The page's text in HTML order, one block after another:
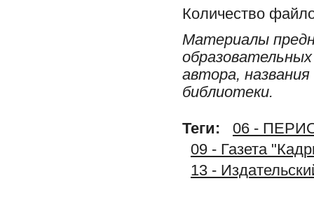
Количество
Материалы
автора,
библиотеки.
Теги:
06 -
09 - Газета
13 -